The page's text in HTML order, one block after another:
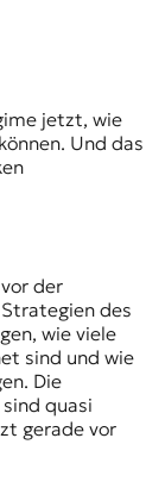
jetzt, wie
Und das
der
des
wie viele
sind und wie
Die
quasi
gerade vor